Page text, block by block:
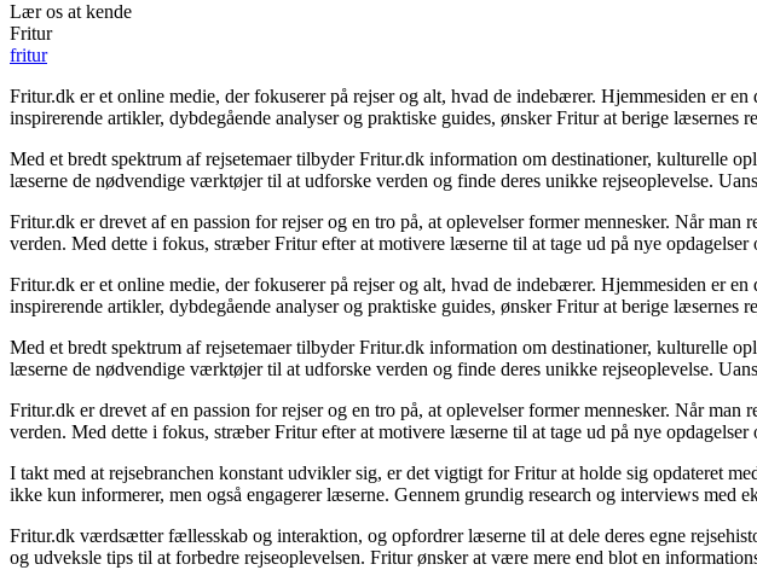
Lær os at kende
Fritur
fritur
Fritur.dk er et online medie, der fokuserer på rejser og alt, hvad de indebærer. Hjemmesiden er
inspirerende artikler, dybdegående analyser og praktiske guides, ønsker Fritur at berige
Med et bredt spektrum af rejsetemaer tilbyder Fritur.dk information om destinationer, kulturelle
læserne de nødvendige værktøjer til at udforske verden og finde deres unikke rejseoplevelse.
Fritur.dk er drevet af en passion for rejser og en tro på, at oplevelser former mennesker. Når
verden. Med dette i fokus, stræber Fritur efter at motivere læserne til at tage ud på nye opdagelser
Fritur.dk er et online medie, der fokuserer på rejser og alt, hvad de indebærer. Hjemmesiden er
inspirerende artikler, dybdegående analyser og praktiske guides, ønsker Fritur at berige
Med et bredt spektrum af rejsetemaer tilbyder Fritur.dk information om destinationer, kulturelle
læserne de nødvendige værktøjer til at udforske verden og finde deres unikke rejseoplevelse.
Fritur.dk er drevet af en passion for rejser og en tro på, at oplevelser former mennesker. Når
verden. Med dette i fokus, stræber Fritur efter at motivere læserne til at tage ud på nye opdagelser
I takt med at rejsebranchen konstant udvikler sig, er det vigtigt for Fritur at holde sig opdateret
ikke kun informerer, men også engagerer læserne. Gennem grundig research og interviews med
Fritur.dk værdsætter fællesskab og interaktion, og opfordrer læserne til at dele deres egne
og udveksle tips til at forbedre rejseoplevelsen. Fritur ønsker at være mere end blot en